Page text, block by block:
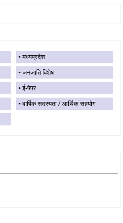
मध्यप्रदेश
जनजाति विशेष
ई-पेपर
वार्षिक सदस्यता / आर्थिक सहयोग